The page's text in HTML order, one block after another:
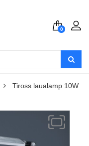
0
Tiross laualamp 10W